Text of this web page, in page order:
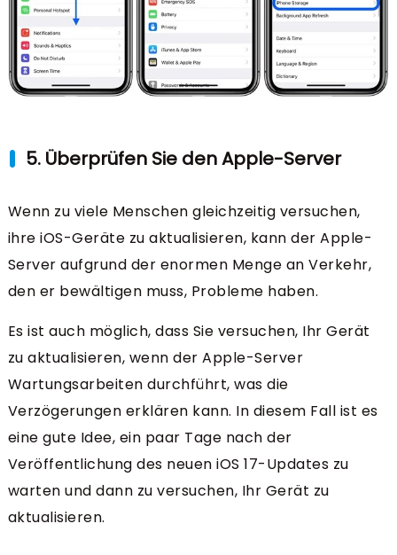
5. Überprüfen Sie den Apple-Server
Wenn zu viele Menschen gleichzeitig versuchen,
ihre iOS-Geräte zu aktualisieren, kann der Apple-
Server aufgrund der enormen Menge an Verkehr,
den er bewältigen muss, Probleme haben.
Es ist auch möglich, dass Sie versuchen, Ihr Gerät
zu aktualisieren, wenn der Apple-Server
Wartungsarbeiten durchführt, was die
Verzögerungen erklären kann. In diesem Fall ist es
eine gute Idee, ein paar Tage nach der
Veröffentlichung des neuen iOS 17-Updates zu
warten und dann zu versuchen, Ihr Gerät zu
aktualisieren.